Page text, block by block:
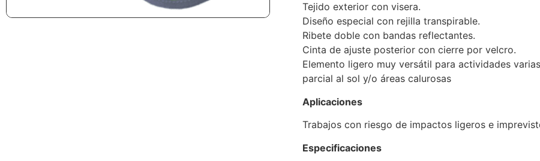
Tejido exterior con visera.
Diseño especial con rejilla transpirable.
Ribete doble con bandas reflectantes.
Cinta de ajuste posterior con cierre por velcro.
Elemento ligero muy versátil para actividades
parcial al sol y/o áreas calurosas
Aplicaciones
Trabajos con riesgo de impactos ligeros e
Especificaciones